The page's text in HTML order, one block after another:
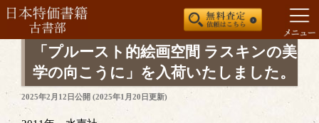
「プルースト的絵画空間 ラスキンの美
学の向こうに」を入荷いたしました。
投
稿
2025年2月12日公開 (2025年1月20日更新)